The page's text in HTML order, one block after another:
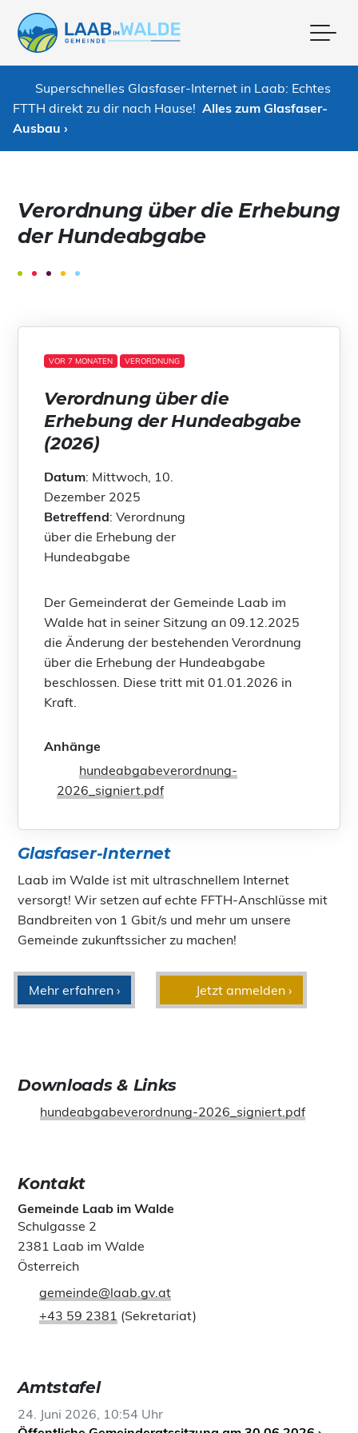
Superschnelles Glasfaser-Internet in Laab: Echtes
FTTH direkt zu dir nach Hause! Alles zum Glasfaser-
Ausbau ›
Verordnung über die Erhebung
der Hundeabgabe
VOR 7 MONATEN VERORDNUNG
Verordnung über die
Erhebung der Hundeabgabe
(2026)
Datum: Mittwoch, 10.
Dezember 2025
Betreffend: Verordnung
über die Erhebung der
Hundeabgabe
Der Gemeinderat der Gemeinde Laab im
Walde hat in seiner Sitzung an 09.12.2025
die Änderung der bestehenden Verordnung
über die Erhebung der Hundeabgabe
beschlossen. Diese tritt mit 01.01.2026 in
Kraft.
Anhänge
hundeabgabeverordnung-
2026_signiert.pdf
Glasfaser-Internet
Laab im Walde ist mit ultraschnellem Internet
versorgt! Wir setzen auf echte FFTH-Anschlüsse mit
Bandbreiten von 1 Gbit/s und mehr um unsere
Gemeinde zukunftssicher zu machen!
Mehr erfahren › Jetzt anmelden ›
Downloads & Links
hundeabgabeverordnung-2026_signiert.pdf
Kontakt
Gemeinde Laab im Walde
Schulgasse 2
2381 Laab im Walde
Österreich
gemeinde@laab.gv.at
+43 59 2381 (Sekretariat)
Amtstafel
24. Juni 2026, 10:54 Uhr